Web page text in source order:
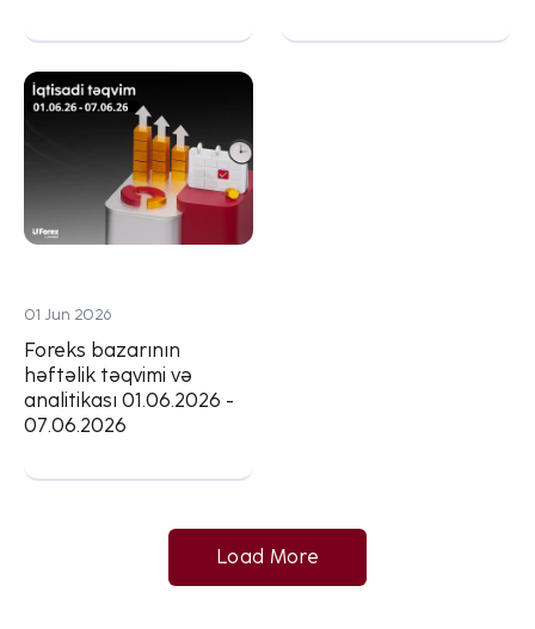
01 Jun 2026
Foreks bazarının
həftəlik təqvimi və
analitikası 01.06.2026 -
07.06.2026
Load More